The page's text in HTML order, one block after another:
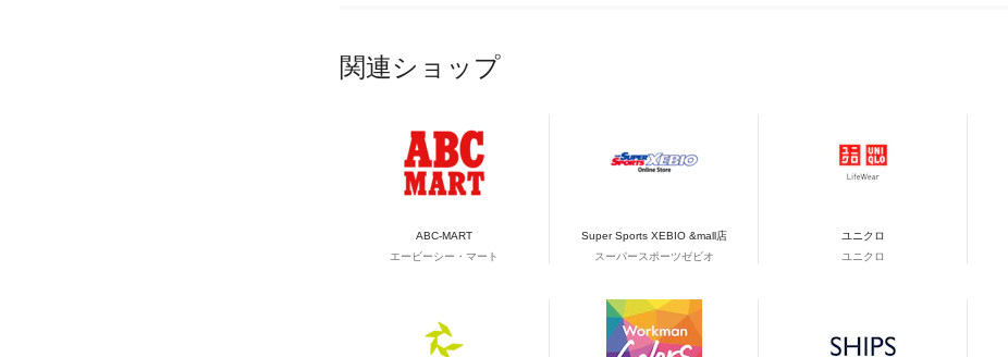
関連ショップ
ABC-MART
エービーシー・マート
Super Sports XEBIO &mall店
スーパースポーツゼビオ
ユニクロ
ユニクロ